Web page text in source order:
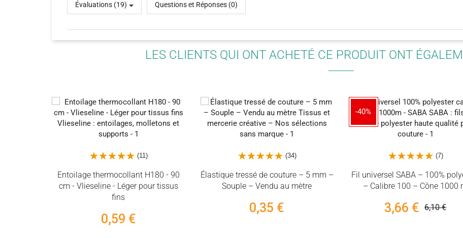
Évaluations (19) Questions et Réponses (0)
LES CLIENTS QUI ONT ACHETÉ CE PRODUIT ONT
H180 - 90
- Léger pour tissus
Élastique tressé de couture – 5 mm –
Souple – Vendu au mètre
-40%
Fil universel SABA – 100% polyester
– Calibre 100 – Cône 1000 m
3,66 €
-15%
Épingles quilting
fleur plate – Ø